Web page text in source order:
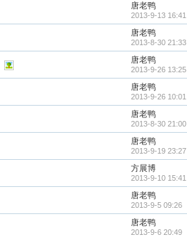
唐老鸭
2013-9-13 16:41
唐老鸭
2013-8-30 21:33
唐老鸭
2013-9-26 13:25
唐老鸭
2013-9-26 10:01
唐老鸭
2013-8-30 21:00
唐老鸭
2013-9-19 23:27
方展博
2013-9-10 15:41
唐老鸭
2013-9-5 09:26
唐老鸭
2013-9-6 20:49